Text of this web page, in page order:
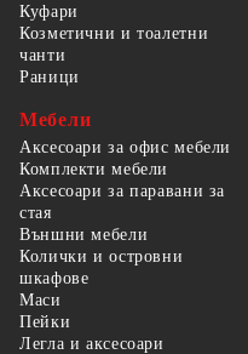
Куфари
Козметични и тоалетни
чанти
Раници
Мебели
Аксесоари за офис мебели
Комплекти мебели
Аксесоари за паравани за
стая
Външни мебели
Колички и островни
шкафове
Маси
Пейки
Легла и аксесоари